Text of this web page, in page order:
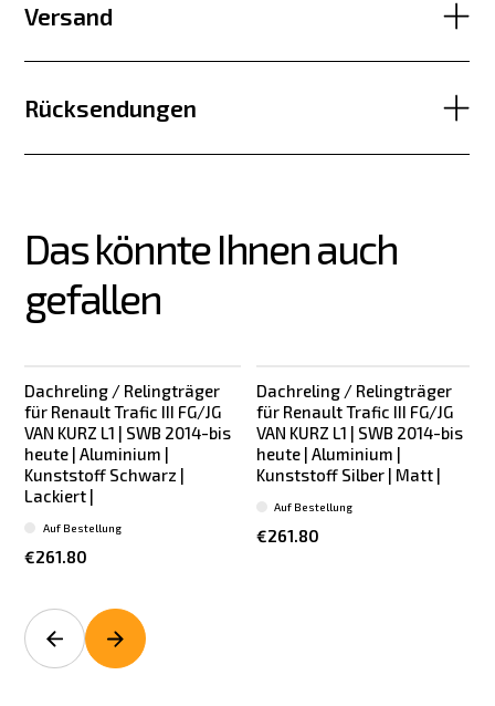
Versand
Rücksendungen
Das könnte Ihnen auch
gefallen
Dachreling / Relingträger
für Renault Trafic III FG/JG
VAN KURZ L1 | SWB 2014-bis
heute | Aluminium |
Kunststoff Schwarz |
Lackiert |
€261.80
Auf Bestellung
Dachreling / Relingträger
für Renault Trafic III FG/JG
VAN KURZ L1 | SWB 2014-bis
heute | Aluminium |
Kunststoff Silber | Matt |
€261.80
Auf Bestellung